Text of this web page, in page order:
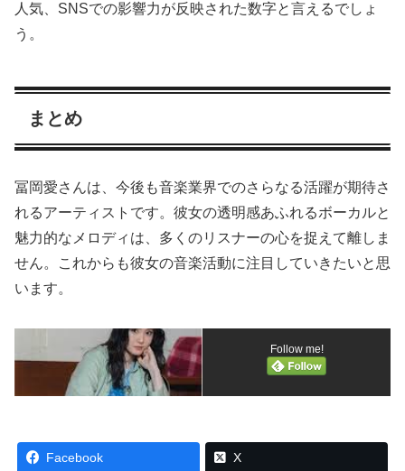
人気、SNSでの影響力が反映された数字と言えるでしょ
う。
まとめ
冨岡愛さんは、今後も音楽業界でのさらなる活躍が期待さ
れるアーティストです。彼女の透明感あふれるボーカルと
魅力的なメロディは、多くのリスナーの心を捉えて離しま
せん。これからも彼女の音楽活動に注目していきたいと思
います。
Follow me!
Facebook X